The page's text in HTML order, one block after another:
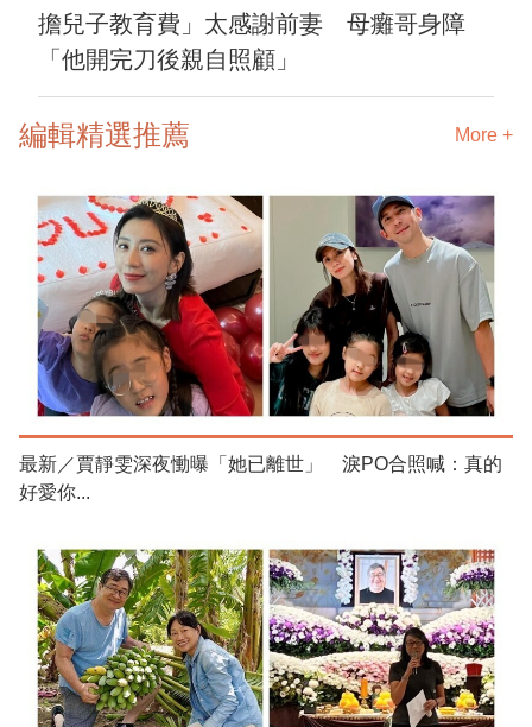
擔兒子教育費」太感謝前妻 母癱哥身障
「他開完刀後親自照顧」
編輯精選推薦 More +
最新／賈靜雯深夜慟曝「她已離世」 淚PO合照喊：真的
好愛你...